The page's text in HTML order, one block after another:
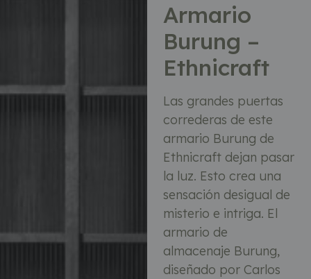
Armario
Burung –
Ethnicraft
Las grandes puertas
correderas de este
armario Burung de
Ethnicraft dejan pasar
la luz. Esto crea una
sensación desigual de
misterio e intriga. El
armario de
almacenaje Burung,
diseñado por Carlos